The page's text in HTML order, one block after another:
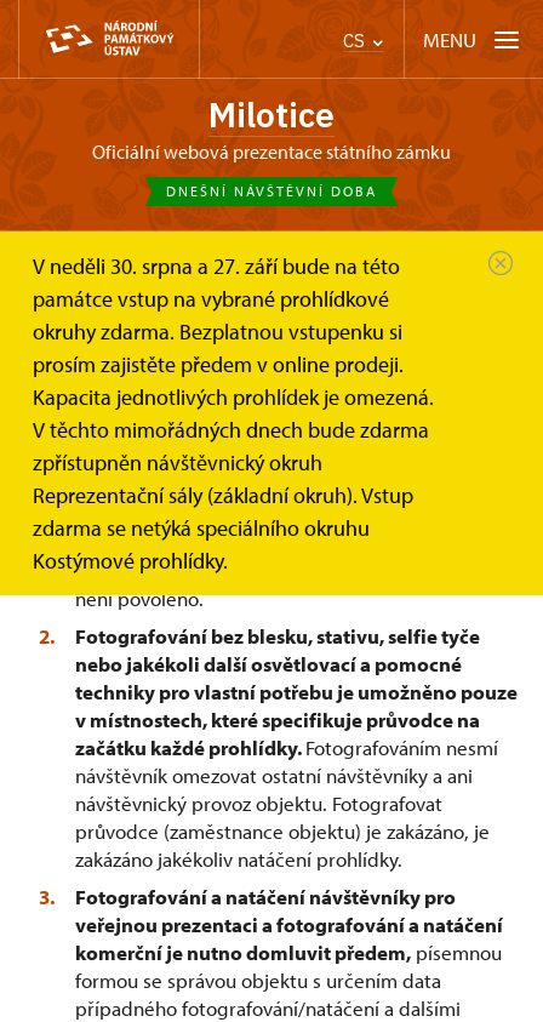
CS MENU
Milotice
oficiální webová prezentace státního zámku
DNEŠNÍ NÁVŠTĚVNÍ DOBA
V neděli 30. srpna a 27. září bude na této
památce vstup na vybrané prohlídkové
okruhy zdarma. Bezplatnou vstupenku si
prosím zajistěte předem v online prodeji.
Kapacita jednotlivých prohlídek je omezená.
V těchto mimořádných dnech bude zdarma
zpřístupněn návštěvnický okruh
Reprezentační sály (základní okruh). Vstup
zdarma se netýká speciálního okruhu
Kostýmové prohlídky.
Zámek Milotice
Informace pro návštěvníky
Fotografování a natáčení
Fotografování a natáčení
návštěvníky
V exteriéru národní kulturní památky státního
zámku Milotice je návštěvníkům umožněno
fotografování a natáčení pro vlastní potřebu;
s respektem a ochranou soukromí ostatních
návštěvníků. Fotografování a natáčení pomocí dronu
není povoleno.
Fotografování bez blesku, stativu, selfie tyče
nebo jakékoli další osvětlovací a pomocné
techniky pro vlastní potřebu je umožněno pouze
v místnostech, které specifikuje průvodce na
začátku každé prohlídky.Fotografováním nesmí
návštěvník omezovat ostatní návštěvníky a ani
návštěvnický provoz objektu. Fotografovat
průvodce (zaměstnance objektu) je zakázáno, je
zakázáno jakékoliv natáčení prohlídky.
Fotografování a natáčení návštěvníky pro
veřejnou prezentaci a fotografování a natáčení
komerční je nutno domluvit předem, písemnou
formou se správou objektu s určením data
případného fotografování/natáčení a dalšími